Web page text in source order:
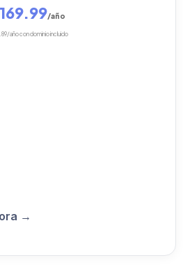
/año
año con dominio incluido
→